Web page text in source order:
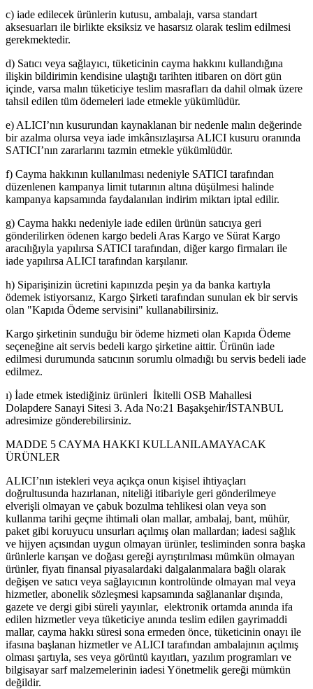
c) iade edilecek ürünlerin kutusu, ambalajı, varsa standart
aksesuarları ile birlikte eksiksiz ve hasarsız olarak teslim edilmesi
gerekmektedir.
d) Satıcı veya sağlayıcı, tüketicinin cayma hakkını kullandığına
ilişkin bildirimin kendisine ulaştığı tarihten itibaren on dört gün
içinde, varsa malın tüketiciye teslim masrafları da dahil olmak üzere
tahsil edilen tüm ödemeleri iade etmekle yükümlüdür.
e) ALICI’nın kusurundan kaynaklanan bir nedenle malın değerinde
bir azalma olursa veya iade imkânsızlaşırsa ALICI kusuru oranında
SATICI’nın zararlarını tazmin etmekle yükümlüdür.
f) Cayma hakkının kullanılması nedeniyle SATICI tarafından
düzenlenen kampanya limit tutarının altına düşülmesi halinde
kampanya kapsamında faydalanılan indirim miktarı iptal edilir.
g) Cayma hakkı nedeniyle iade edilen ürünün satıcıya geri
gönderilirken ödenen kargo bedeli Aras Kargo ve Sürat Kargo
aracılığıyla yapılırsa SATICI tarafından, diğer kargo firmaları ile
iade yapılırsa ALICI tarafından karşılanır.
h) Siparişinizin ücretini kapınızda peşin ya da banka kartıyla
ödemek istiyorsanız, Kargo Şirketi tarafından sunulan ek bir servis
olan "Kapıda Ödeme servisini" kullanabilirsiniz.
Kargo şirketinin sunduğu bir ödeme hizmeti olan Kapıda Ödeme
seçeneğine ait servis bedeli kargo şirketine aittir. Ürünün iade
edilmesi durumunda satıcının sorumlu olmadığı bu servis bedeli iade
edilmez.
ı) İade etmek istediğiniz ürünleri İkitelli OSB Mahallesi
Dolapdere Sanayi Sitesi 3. Ada No:21 Başakşehir/İSTANBUL
adresimize gönderebilirsiniz.
MADDE 5 CAYMA HAKKI KULLANILAMAYACAK
ÜRÜNLER
ALICI’nın istekleri veya açıkça onun kişisel ihtiyaçları
doğrultusunda hazırlanan, niteliği itibariyle geri gönderilmeye
elverişli olmayan ve çabuk bozulma tehlikesi olan veya son
kullanma tarihi geçme ihtimali olan mallar, ambalaj, bant, mühür,
paket gibi koruyucu unsurları açılmış olan mallardan; iadesi sağlık
ve hijyen açısından uygun olmayan ürünler, tesliminden sonra başka
ürünlerle karışan ve doğası gereği ayrıştırılması mümkün olmayan
ürünler, fiyatı finansal piyasalardaki dalgalanmalara bağlı olarak
değişen ve satıcı veya sağlayıcının kontrolünde olmayan mal veya
hizmetler, abonelik sözleşmesi kapsamında sağlananlar dışında,
gazete ve dergi gibi süreli yayınlar, elektronik ortamda anında ifa
edilen hizmetler veya tüketiciye anında teslim edilen gayrimaddi
mallar, cayma hakkı süresi sona ermeden önce, tüketicinin onayı ile
ifasına başlanan hizmetler ve ALICI tarafından ambalajının açılmış
olması şartıyla, ses veya görüntü kayıtları, yazılım programları ve
bilgisayar sarf malzemelerinin iadesi Yönetmelik gereği mümkün
değildir.